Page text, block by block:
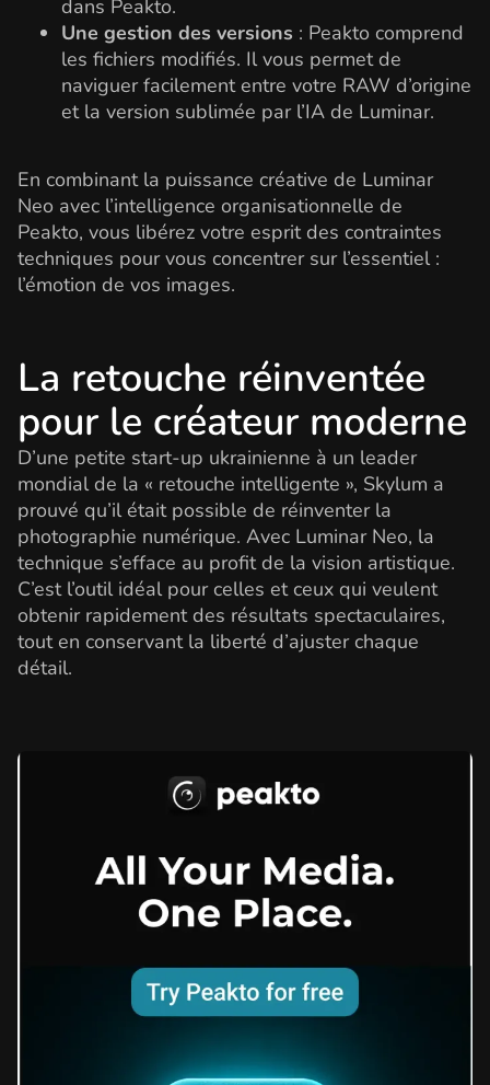
dans Peakto.
Une gestion des versions : Peakto comprend
les fichiers modifiés. Il vous permet de
naviguer facilement entre votre RAW d’origine
et la version sublimée par l’IA de Luminar.
En combinant la puissance créative de Luminar
Neo avec l’intelligence organisationnelle de
Peakto, vous libérez votre esprit des contraintes
techniques pour vous concentrer sur l’essentiel :
l’émotion de vos images.
La retouche réinventée
pour le créateur moderne
D’une petite start-up ukrainienne à un leader
mondial de la « retouche intelligente », Skylum a
prouvé qu’il était possible de réinventer la
photographie numérique. Avec Luminar Neo, la
technique s’efface au profit de la vision artistique.
C’est l’outil idéal pour celles et ceux qui veulent
obtenir rapidement des résultats spectaculaires,
tout en conservant la liberté d’ajuster chaque
détail.